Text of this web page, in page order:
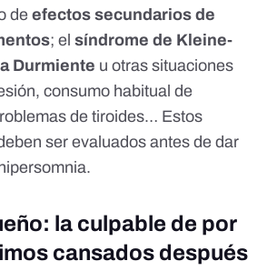
de efectos secundarios de
; el síndrome de Kleine-
Durmiente u otras situaciones
consumo habitual de
de tiroides… Estos
ser evaluados antes de dar
la culpable de por
cansados después